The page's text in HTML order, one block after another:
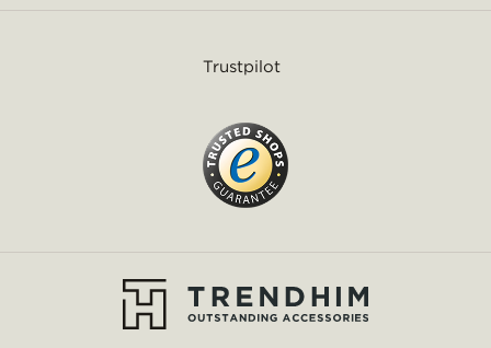
Trustpilot